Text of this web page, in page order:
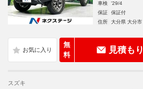
車検
'29/4
保証
保証付
住所
大分県 大分市
無
料
見積も
スズキ